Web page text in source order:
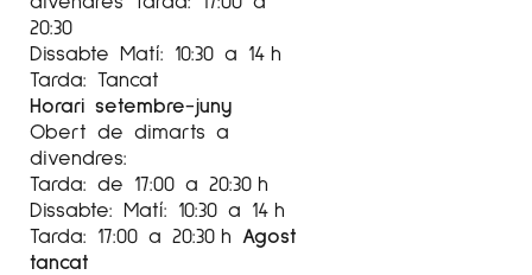
20:30
Dissabte Matí: 10:30 a 14 h
Tarda: Tancat
Horari setembre-juny
Obert de dimarts a
divendres:
Tarda: de 17:00 a 20:30 h
Dissabte: Matí: 10:30 a 14 h
Tarda: 17:00 a 20:30 h Agost
tancat